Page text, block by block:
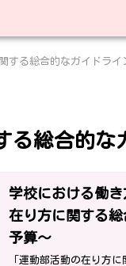
する総合的なガイドライ
る総合的な
学校における働
在り方に関する
予算～
「運動部活動の在り方